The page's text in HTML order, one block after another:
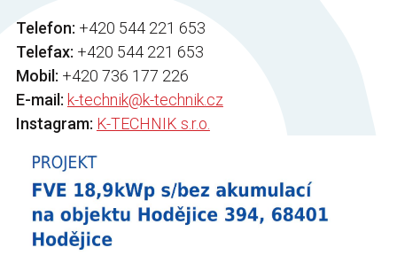
Telefon: +420 544 221 653
Telefax: +420 544 221 653
Mobil: +420 736 177 226
E-mail: k-technik@k-technik.cz
Instagram: K-TECHNIK s.r.o.